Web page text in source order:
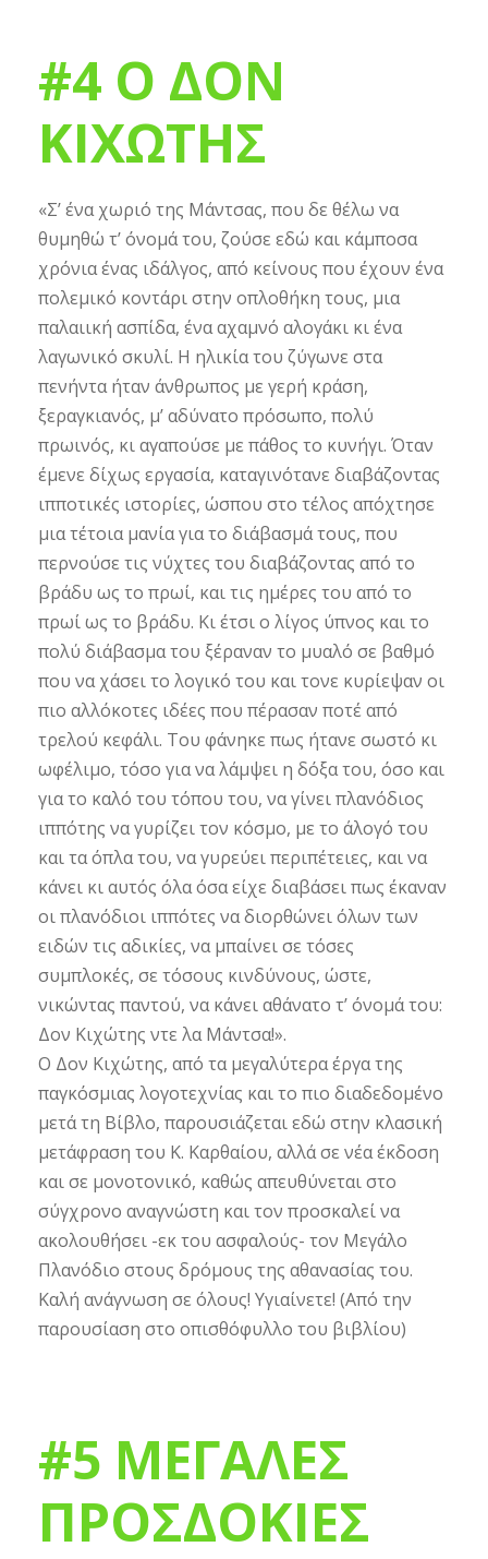
#4 Ο ΔΟΝ
ΚΙΧΩΤΗΣ
«Σ’ ένα χωριό της Μάντσας, που δε θέλω να
θυμηθώ τ’ όνομά του, ζούσε εδώ και κάμποσα
χρόνια ένας ιδάλγος, από κείνους που έχουν ένα
πολεμικό κοντάρι στην οπλοθήκη τους, μια
παλαιική ασπίδα, ένα αχαμνό αλογάκι κι ένα
λαγωνικό σκυλί. Η ηλικία του ζύγωνε στα
πενήντα ήταν άνθρωπος με γερή κράση,
ξεραγκιανός, μ’ αδύνατο πρόσωπο, πολύ
πρωινός, κι αγαπούσε με πάθος το κυνήγι. Όταν
έμενε δίχως εργασία, καταγινότανε διαβάζοντας
ιπποτικές ιστορίες, ώσπου στο τέλος απόχτησε
μια τέτοια μανία για το διάβασμά τους, που
περνούσε τις νύχτες του διαβάζοντας από το
βράδυ ως το πρωί, και τις ημέρες του από το
πρωί ως το βράδυ. Κι έτσι ο λίγος ύπνος και το
πολύ διάβασμα του ξέραναν το μυαλό σε βαθμό
που να χάσει το λογικό του και τονε κυρίεψαν οι
πιο αλλόκοτες ιδέες που πέρασαν ποτέ από
τρελού κεφάλι. Του φάνηκε πως ήτανε σωστό κι
ωφέλιμο, τόσο για να λάμψει η δόξα του, όσο και
για το καλό του τόπου του, να γίνει πλανόδιος
ιππότης να γυρίζει τον κόσμο, με το άλογό του
και τα όπλα του, να γυρεύει περιπέτειες, και να
κάνει κι αυτός όλα όσα είχε διαβάσει πως έκαναν
οι πλανόδιοι ιππότες να διορθώνει όλων των
ειδών τις αδικίες, να μπαίνει σε τόσες
συμπλοκές, σε τόσους κινδύνους, ώστε,
νικώντας παντού, να κάνει αθάνατο τ’ όνομά του:
Δον Κιχώτης ντε λα Μάντσα!».
Ο Δον Κιχώτης, από τα μεγαλύτερα έργα της
παγκόσμιας λογοτεχνίας και το πιο διαδεδομένο
μετά τη Βίβλο, παρουσιάζεται εδώ στην κλασική
μετάφραση του Κ. Καρθαίου, αλλά σε νέα έκδοση
και σε μονοτονικό, καθώς απευθύνεται στο
σύγχρονο αναγνώστη και τον προσκαλεί να
ακολουθήσει -εκ του ασφαλούς- τον Μεγάλο
Πλανόδιο στους δρόμους της αθανασίας του.
Καλή ανάγνωση σε όλους! Υγιαίνετε! (Από την
παρουσίαση στο οπισθόφυλλο του βιβλίου)
#5 ΜΕΓΑΛΕΣ
ΠΡΟΣΔΟΚΙΕΣ